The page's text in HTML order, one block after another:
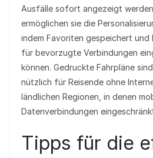
Ausfälle sofort angezeigt
ermöglichen sie die
indem Favoriten gespeichert und
für bevorzugte Verbindungen
können. Gedruckte Fahrpläne
nützlich für Reisende ohne
ländlichen Regionen, in denen
Datenverbindungen
Tipps für die